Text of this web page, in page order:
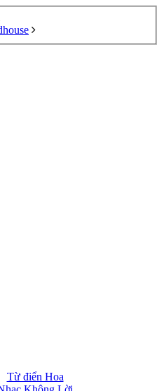
Từ điển Hoa